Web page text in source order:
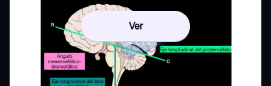
Ver